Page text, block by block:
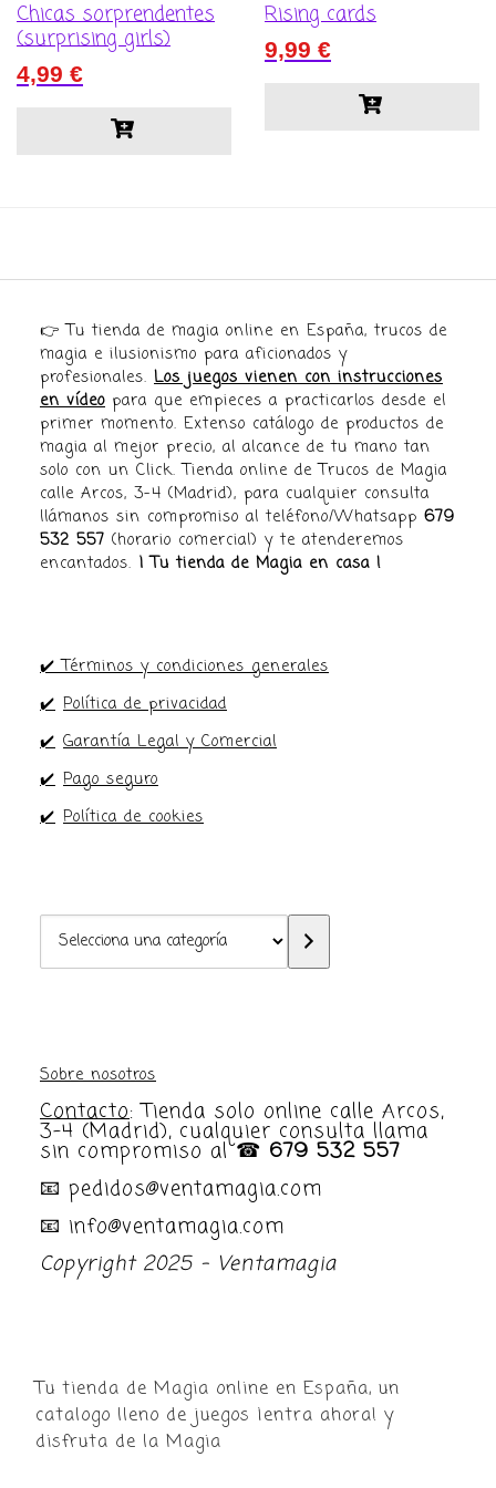
Chicas sorprendentes
(surprising girls)
4,99 €
Rising cards
9,99 €
👉 Tu tienda de magia online en España, trucos de
magia e ilusionismo para aficionados y
profesionales. Los juegos vienen con instrucciones
en vídeo para que empieces a practicarlos desde el
primer momento. Extenso catálogo de productos de
magia al mejor precio, al alcance de tu mano tan
solo con un Click. Tienda online de Trucos de Magia
calle Arcos, 3-4 (Madrid), para cualquier consulta
llámanos sin compromiso al teléfono/Whatsapp 679
532 557 (horario comercial) y te atenderemos
encantados. ¡ Tu tienda de Magia en casa !
✔️ Términos y condiciones generales
✔️ Política de privacidad
✔️ Garantía Legal y Comercial
✔️ Pago seguro
✔️ Política de cookies
una
Sobre nosotros
Contacto: Tienda solo online calle Arcos,
3-4 (Madrid), cualquier consulta llama
sin compromiso al ☎ 679 532 557
📧 pedidos@ventamagia.com
📧 info@ventamagia.com
Copyright 2025 - Ventamagia
Tu tienda de Magia online en España, un
catalogo lleno de juegos ¡entra ahora! y
disfruta de la Magia